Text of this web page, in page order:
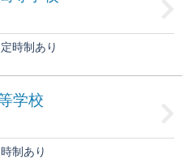
定時制あり
学校
制あり